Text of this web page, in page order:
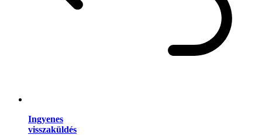
Ingyenes
visszaküldés